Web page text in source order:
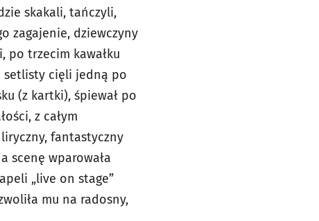
skakali, tańczyli,
zagajenie, dziewczyny
po trzecim kawałku
setlisty cięli jedną po
(z kartki), śpiewał po
z całym
fantastyczny
scenę wparowała
„live on stage”
mu na radosny,